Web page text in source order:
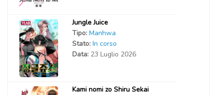
Jungle Juice
Tipo: Manhwa
Stato: In corso
Data: 23 Luglio 2026
Kami nomi zo Shiru Sekai